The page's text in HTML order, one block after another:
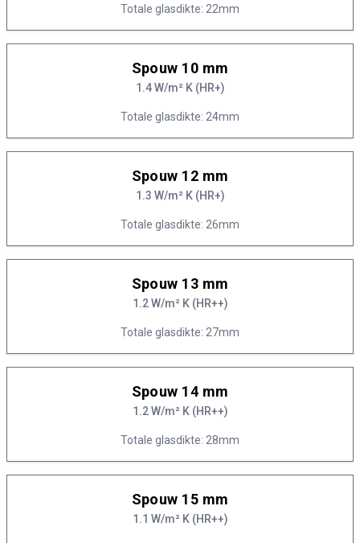
Totale glasdikte: 22mm
Spouw 10 mm
1.4 W/m² K (HR+)
Totale glasdikte: 24mm
Spouw 12 mm
1.3 W/m² K (HR+)
Totale glasdikte: 26mm
Spouw 13 mm
1.2 W/m² K (HR++)
Totale glasdikte: 27mm
Spouw 14 mm
1.2 W/m² K (HR++)
Totale glasdikte: 28mm
Spouw 15 mm
1.1 W/m² K (HR++)